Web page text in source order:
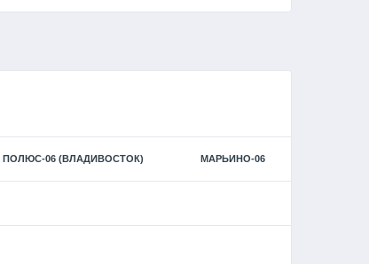
ПОЛЮС-06 (ВЛАДИВОСТОК) МАРЬИНО-06